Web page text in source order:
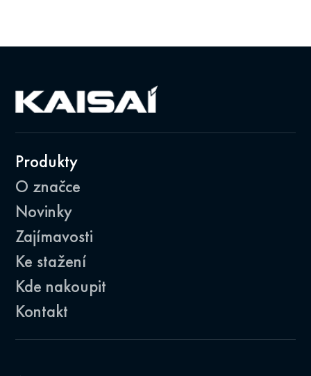
Produkty
O značce
Novinky
Zajímavosti
Ke stažení
Kde nakoupit
Kontakt